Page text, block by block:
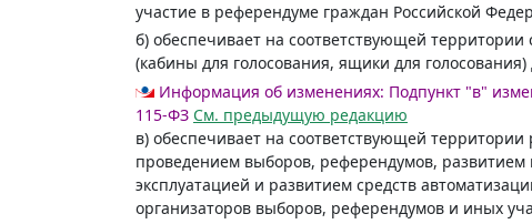
участие в референдуме граждан Российской
б) обеспечивает на соответствующей
(кабины для голосования, ящики для
Информация об изменениях: Подпункт "в"
115-ФЗ См. предыдущую редакцию
в) обеспечивает на соответствующей
проведением выборов, референдумов,
эксплуатацией и развитием средств
организаторов выборов, референдумов и иных